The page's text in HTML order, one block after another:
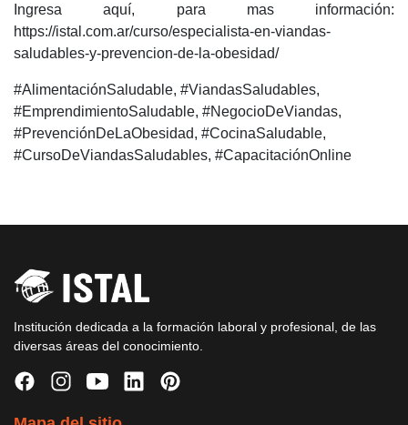
Ingresa aquí, para mas información:
https://istal.com.ar/curso/especialista-en-viandas-
saludables-y-prevencion-de-la-obesidad/
#AlimentaciónSaludable, #ViandasSaludables,
#EmprendimientoSaludable, #NegocioDeViandas,
#PrevenciónDeLaObesidad, #CocinaSaludable,
#CursoDeViandasSaludables, #CapacitaciónOnline
Institución dedicada a la formación laboral y profesional, de las
diversas áreas del conocimiento.